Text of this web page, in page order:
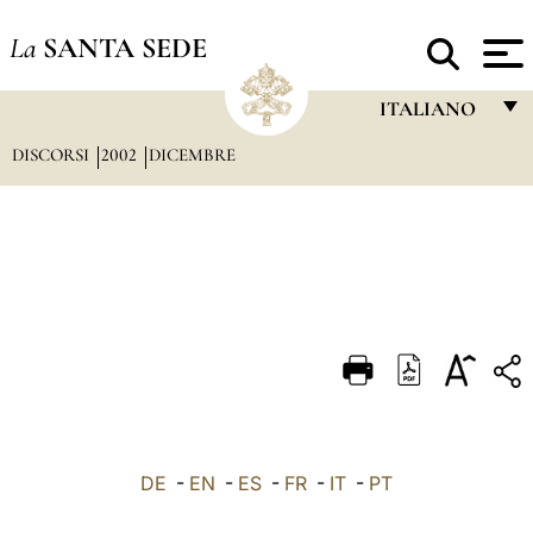
La SANTA SEDE
ITALIANO
DEUTSCH
العربيّة
DISCORSI 2002 DICEMBRE
DE - EN - ES - FR - IT - PT